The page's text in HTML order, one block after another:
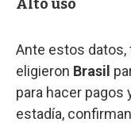
Alto uso
Ante estos datos,
eligieron Brasil
para hacer
estadía,